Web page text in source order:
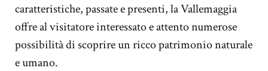
caratteristiche, passate e presenti, la Vallemaggia
offre al visitatore interessato e attento numerose
possibilità di scoprire un ricco patrimonio naturale
e umano.